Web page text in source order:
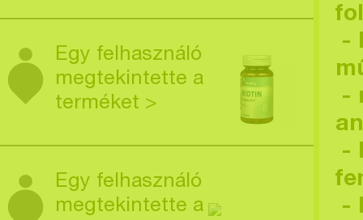
Egy felhasználó
megtekintette a
terméket >
Egy felhasználó
megtekintette a
-
-
-
-